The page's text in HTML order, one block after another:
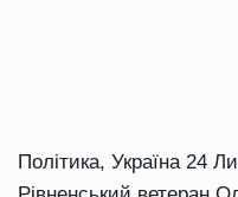
Політика, Україна 24